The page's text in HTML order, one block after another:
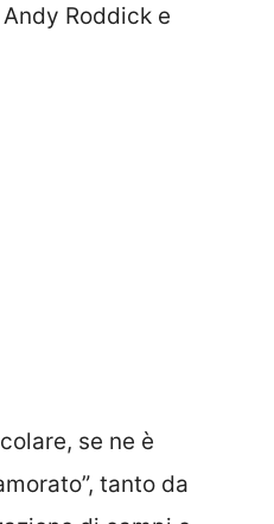
Roddick e
se ne è
tanto da